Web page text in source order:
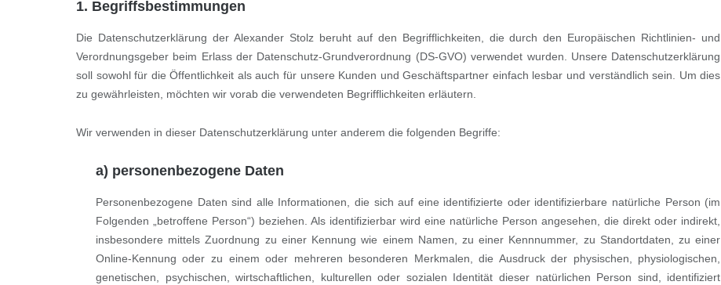
1. Begriffsbestimmungen
Die Datenschutzerklärung der Alexander Stolz beruht auf den Begrifflichkeiten, die durch den Europäischen Richtlinien- und
Verordnungsgeber beim Erlass der Datenschutz-Grundverordnung (DS-GVO) verwendet wurden. Unsere Datenschutzerklärung
soll sowohl für die Öffentlichkeit als auch für unsere Kunden und Geschäftspartner einfach lesbar und verständlich sein. Um dies
zu gewährleisten, möchten wir vorab die verwendeten Begrifflichkeiten erläutern.
Wir verwenden in dieser Datenschutzerklärung unter anderem die folgenden Begriffe:
a) personenbezogene Daten
Personenbezogene Daten sind alle Informationen, die sich auf eine identifizierte oder identifizierbare natürliche Person (im
Folgenden „betroffene Person“) beziehen. Als identifizierbar wird eine natürliche Person angesehen, die direkt oder indirekt,
insbesondere mittels Zuordnung zu einer Kennung wie einem Namen, zu einer Kennnummer, zu Standortdaten, zu einer
Online-Kennung oder zu einem oder mehreren besonderen Merkmalen, die Ausdruck der physischen, physiologischen,
genetischen, psychischen, wirtschaftlichen, kulturellen oder sozialen Identität dieser natürlichen Person sind, identifiziert